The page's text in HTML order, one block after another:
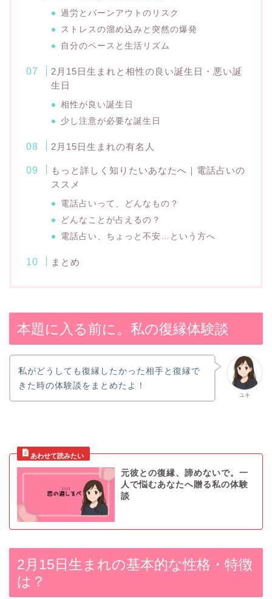
過労とバーンアウトのリスク
ストレスの溜め込みと突然の爆発
自分のペースと生活リズム
2月15日生まれと相性の良い誕生日・悪い誕
生日
相性が良い誕生日
少し注意が必要な誕生日
2月15日生まれの有名人
もっと詳しく知りたいあなたへ｜電話占いの
ススメ
電話占いって、どんなもの？
どんなことが占えるの？
電話占い、ちょっと不安…という方へ
まとめ
本題に入る前に。私の復縁体験談
ユキ
私がどうしても復縁したかった相手と復縁で
きた時の体験談をまとめたよ！
元彼との復縁、諦めないで。一
人で悩むあなたへ贈る私の体験
談
2月15日生まれの基本的な性格・特徴
は？